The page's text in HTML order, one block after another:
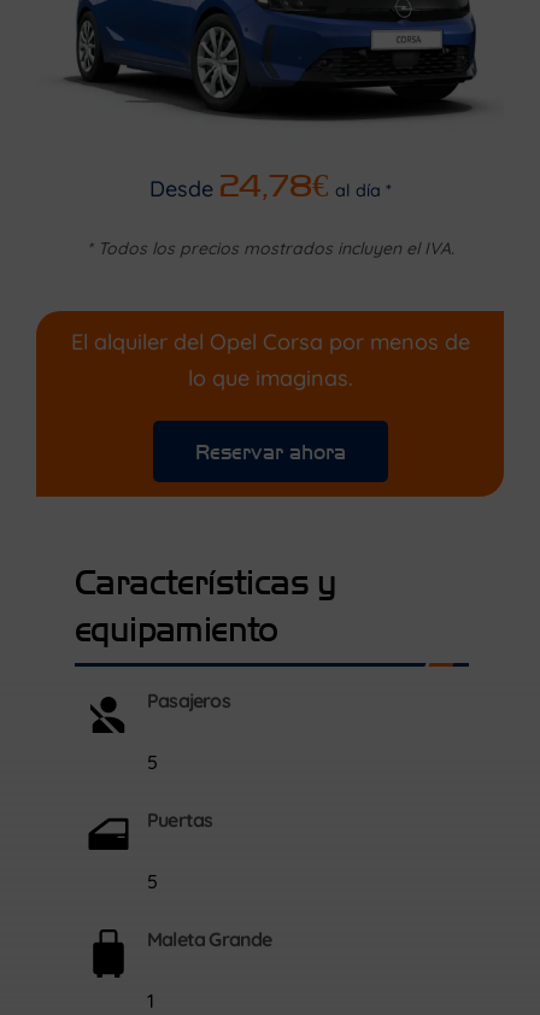
Desde 24,78€ al día *
* Todos los precios mostrados incluyen el IVA.
Características y
equipamiento
Pasajeros
5
Puertas
5
Maleta Grande
1
El alquiler del Opel Corsa por menos de
lo que imaginas.
Reservar ahora